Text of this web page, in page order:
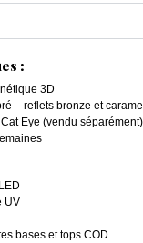
:
3D
– reflets bronze et caramel
Eye (vendu séparément)
UV
bases et tops COD